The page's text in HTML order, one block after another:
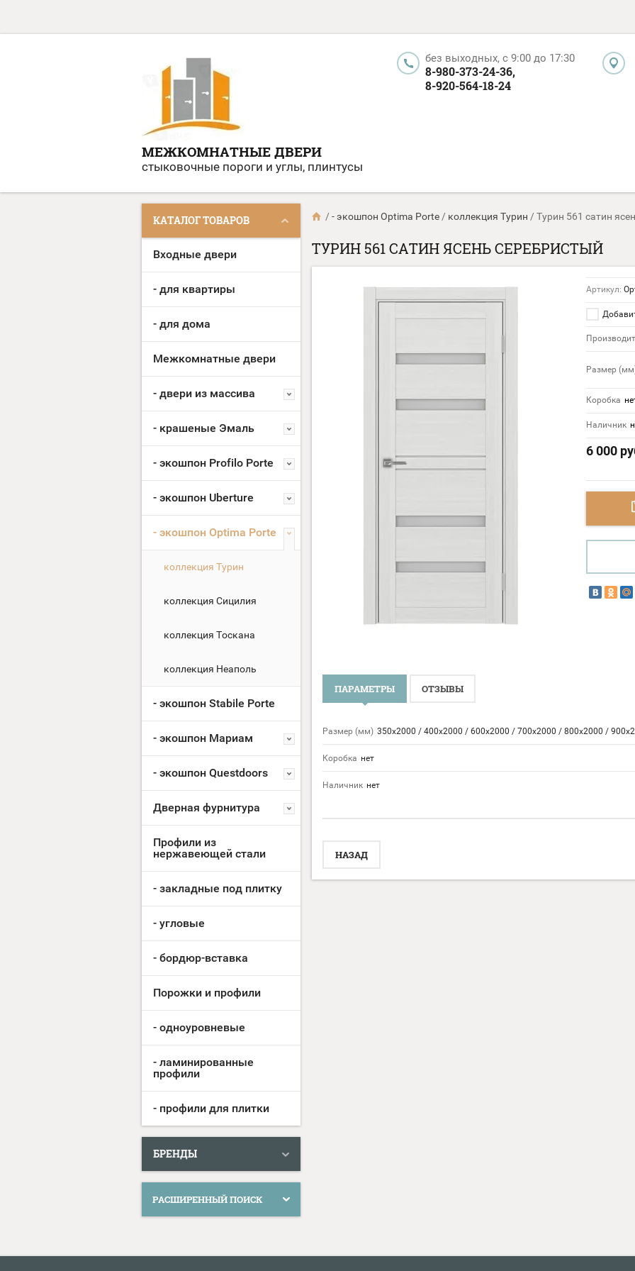
МЕЖКОМНАТНЫЕ ДВЕРИ
стыковочные пороги и углы, плинтусы
без выходных, c 9:00 до 17:30
8-980-373-24-36,
8-920-564-18-24
КАТАЛОГ ТОВАРОВ
Входные двери
- для квартиры
- для дома
Межкомнатные двери
- двери из массива
- крашеные Эмаль
- экошпон Profilo Porte
- экошпон Uberture
- экошпон Optima Porte
коллекция Турин
коллекция Сицилия
коллекция Тоскана
коллекция Неаполь
- экошпон Stabile Porte
- экошпон Мариам
- экошпон Questdoors
Дверная фурнитура
Профили из
нержавеющей стали
- закладные под плитку
- угловые
- бордюр-вставка
Порожки и профили
- одноуровневые
- ламинированные
профили
- профили для плитки
БРЕНДЫ
РАСШИРЕННЫЙ ПОИСК
/ - экошпон Optima Porte / коллекция Турин / Турин 561 сатин
ТУРИН 561 САТИН ЯСЕНЬ СЕРЕБРИСТЫЙ
Артикул:
Размер
Коробка
Наличник
6 000
ПАРАМЕТРЫ ОТЗЫВЫ
Размер (мм) 350х2000 / 400х2000 / 600х2000 / 700х2000 / 800х2000 /
Коробка нет
Наличник нет
НАЗАД